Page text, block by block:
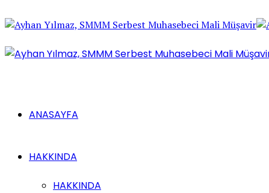
ANASAYFA
HAKKINDA
HAKKINDA